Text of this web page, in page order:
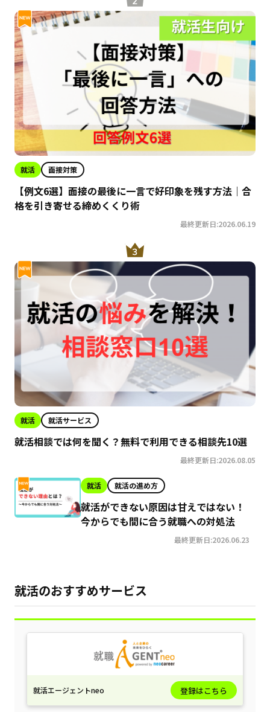
就活 面接対策
【例文6選】面接の最後に一言で好印象を残す方法｜合
格を引き寄せる締めくくり術
最終更新日:2026.06.19
就活 就活サービス
就活相談では何を聞く？無料で利用できる相談先10選
最終更新日:2026.08.05
就活 就活の進め方
就活ができない原因は甘えではない！
今からでも間に合う就職への対処法
最終更新日:2026.06.23
就活のおすすめサービス
就活エージェントneo 登録はこちら